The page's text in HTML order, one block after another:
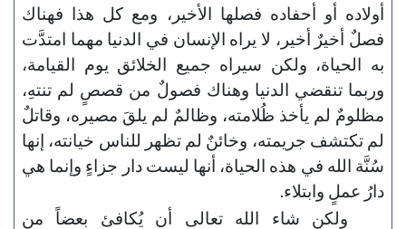
أولاده أو أحفاده فصلها الأخير، ومع كل هذا فهناك
فصلٌ أخيرٌ أخير، لا يراه الإنسان في الدنيا مهما امتدَّت
به الحياة، ولكن سيراه جميع الخلائق يوم القيامة،
وربما تنقضي الدنيا وهناك فصولٌ من قصصٍ لم تنتهِ،
مظلومٌ لم يأخذ ظُلامته، وظالمٌ لم يلقَ مصيره، وقاتلٌ
لم تكتشف جريمته، وخائنٌ لم تظهر للناس خيانته، إنها
سُنَّة الله في هذه الحياة، أنها ليست دار جزاءٍ وإنما هي
دارُ عملٍ وابتلاء.
ولكن شاء الله تعالى أن يُكافئ بعضاً من